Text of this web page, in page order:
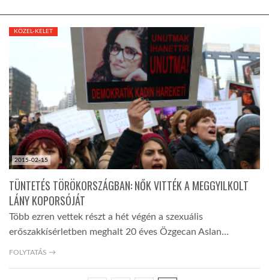
AUSZTRÁLIA
A VILÁG ITTHON
GLOBOTV BP
2015-02-15
KÖZEL-KELET
TÜNTETÉS TÖRÖKORSZÁGBAN: NŐK VITTÉK A MEGGYILKOLT
LÁNY KOPORSÓJÁT
Több ezren vettek részt a hét végén a szexuális
erőszakkísérletben meghalt 20 éves Özgecan Aslan…
FOLYTATÁS →